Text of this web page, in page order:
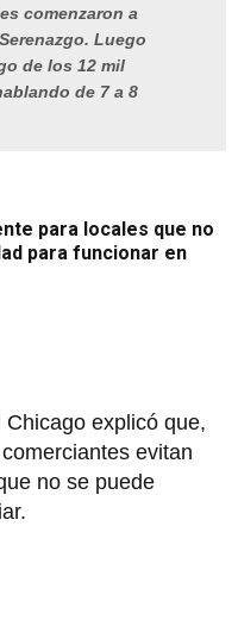
comenzaron a
Luego
de los 12 mil
de 7 a 8
para locales que no
para funcionar en
explicó que,
evitan
no se puede